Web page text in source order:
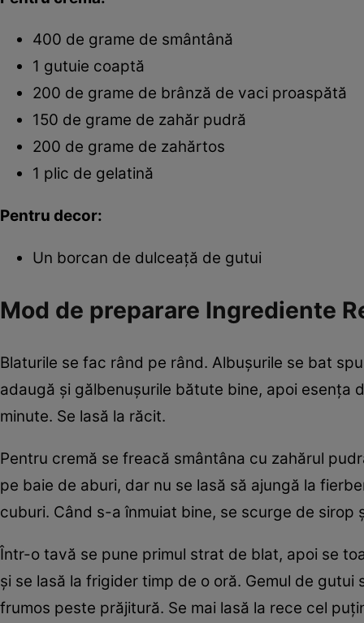
400 de grame de smântână
1 gutuie coaptă
200 de grame de brânză de vaci proaspătă
150 de grame de zahăr pudră
200 de grame de zahărtos
1 plic de gelatină
Pentru decor:
Un borcan de dulceaţă de gutui
Mod de preparare Ingrediente
Blaturile se fac rând pe rând. Albuşurile se bat
adaugă şi gălbenuşurile bătute bine, apoi esenţa
minute. Se lasă la răcit.
Pentru cremă se freacă smântâna cu zahărul
pe baie de aburi, dar nu se lasă să ajungă la
cuburi. Când s-a înmuiat bine, se scurge de sirop
Într-o tavă se pune primul strat de blat, apoi se
şi se lasă la frigider timp de o oră. Gemul de
frumos peste prăjitură. Se mai lasă la rece cel